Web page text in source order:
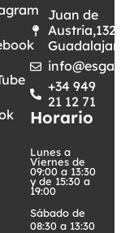
Juan de
Austria,132.
+34 949
21 12 71
Horario
Lunes a
Viernes de
09:00 a 13:30
y de 15:30 a
19:00
Sábado de
08:30 a 13:30